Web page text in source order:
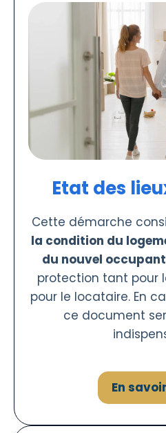
Etat des
Cette démarche
la condition du
du nouvel occupant
protection tant pour
pour le locataire. En
ce document
En